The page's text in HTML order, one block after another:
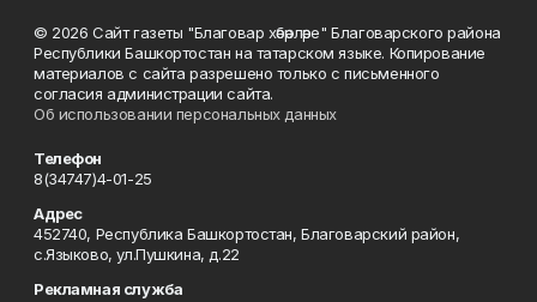
© 2026 Сайт газеты "Благовар хәбәрләре" Благоварского района
Республики Башкортостан на татарском языке. Копирование
материалов с сайта разрешено только с письменного
согласия администрации сайта.
Об использовании персональных данных
Телефон
8(34747)4-01-25
Адрес
452740, Республика Башкортостан, Благоварский район,
с.Языково, ул.Пушкина, д.22
Рекламная служба